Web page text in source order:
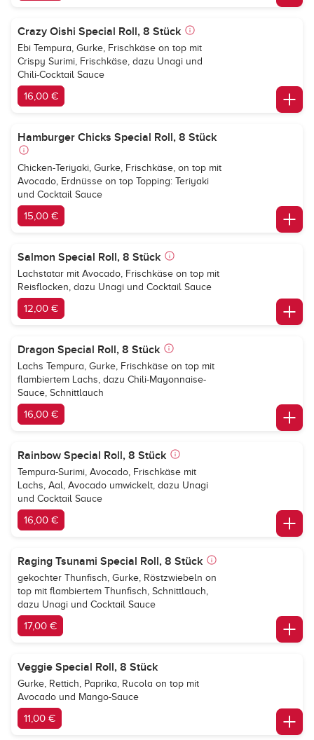
Crazy Oishi Special Roll, 8 Stück
Ebi Tempura, Gurke, Frischkäse on top mit
Crispy Surimi, Frischkäse, dazu Unagi und
Chili-Cocktail Sauce
16,00 €
Hamburger Chicks Special Roll, 8 Stück
Chicken-Teriyaki, Gurke, Frischkäse, on top mit
Avocado, Erdnüsse on top Topping: Teriyaki
und Cocktail Sauce
15,00 €
Salmon Special Roll, 8 Stück
Lachstatar mit Avocado, Frischkäse on top mit
Reisflocken, dazu Unagi und Cocktail Sauce
12,00 €
Dragon Special Roll, 8 Stück
Lachs Tempura, Gurke, Frischkäse on top mit
flambiertem Lachs, dazu Chili-Mayonnaise-
Sauce, Schnittlauch
16,00 €
Rainbow Special Roll, 8 Stück
Tempura-Surimi, Avocado, Frischkäse mit
Lachs, Aal, Avocado umwickelt, dazu Unagi
und Cocktail Sauce
16,00 €
Raging Tsunami Special Roll, 8 Stück
gekochter Thunfisch, Gurke, Röstzwiebeln on
top mit flambiertem Thunfisch, Schnittlauch,
dazu Unagi und Cocktail Sauce
17,00 €
Veggie Special Roll, 8 Stück
Gurke, Rettich, Paprika, Rucola on top mit
Avocado und Mango-Sauce
11,00 €